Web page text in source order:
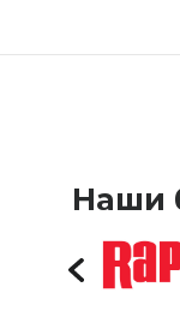
Наши